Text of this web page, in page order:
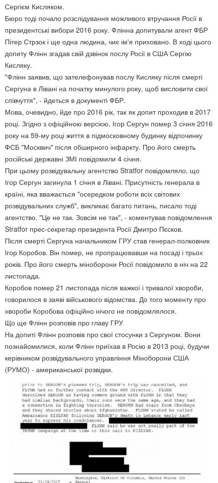
Сергієм Кисляком.
Бюро тоді почало розслідування можливого втручання Росії в
президентські вибори 2016 року. Флінна допитували агент ФБР
Пітер Стрзок і ще одна людина, чиє ім'я приховано. В ході цього
допиту Флінн згадав свій дзвінок послу Росії в США Сергію
Кисляку.
"Флінн заявив, що зателефонував послу Кисляку після смерті
Сергуна в Лівані на початку минулого року, щоб висловити свої
співчуття", - йдеться в документі ФБР.
Мова, очевидно, йде про 2016 рік, так як допит проходив в 2017
році. Згідно з офіційною версією, Ігор Сергун помер 3 січня 2016
року на 59-му році життя в підмосковному будинку відпочинку
ФСБ "Москвич" після обширного інфаркту. Про його смерть
російські державні ЗМІ повідомили 4 січня.
При цьому розвідувальну агентство Stratfor повідомляло, що
Ігор Сергун загинула 1 січня в Лівані. Присутність генерала в
країні, яка вважається "осередком роботи всіх світових
розвідувальних служб", викликає багато питань, писало тоді
агентство. "Це не так. Зовсім не так", - коментував повідомлення
Stratfor прес-секретар президента Росії Дмитро Пєсков.
Після смерті Сергуна начальником ГРУ став генерал-полковник
Ігор Коробов. Він помер, не пропрацювавши на посаді і трьох
років. Про його смерть міноборони Росії повідомило в ніч на 22
листопада.
Коробов помер 21 листопада після важкої і тривалої хвороби,
говорилося в заяві військового відомства. До того моменту про
хвороби Коробова офіційно нічого не повідомлялося.
Що ще Флінн розповів про главу ГРУ
На допиті Флінн розповів про свої стосунки з Сергуном. Вони
познайомилися, коли Флінн приїхав в Росію в 2013 році, будучи
керівником розвідувального управління Міноборони США
(РУМО) - американської розвідки.